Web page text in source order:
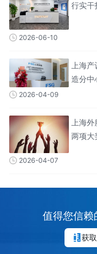
行实干
2026-06-10
上海
造分中
2026-04-09
上海外
两项大
2026-04-07
值得您信赖
获